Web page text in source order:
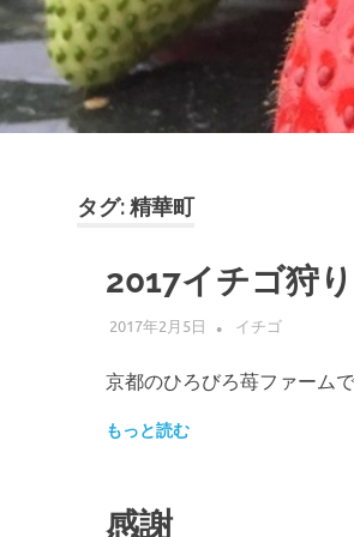
タグ:精華町
2017イチゴ狩
2017年2月5日 ADMIN
イチゴ
京都のひろびろ苺ファーム
もっと読む
感謝